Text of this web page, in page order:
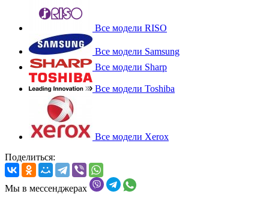
Все модели RISO
Все модели Samsung
Все модели Sharp
Все модели Toshiba
Все модели Xerox
Поделиться:
Мы в мессенджерах